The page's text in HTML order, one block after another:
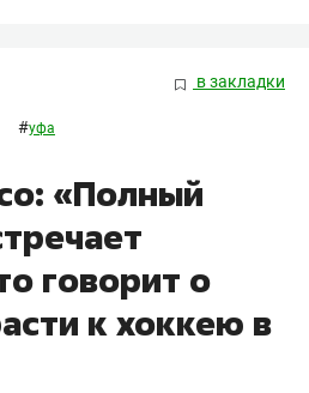
в закладки
#уфа
«Полный
говорит о
к хоккею в